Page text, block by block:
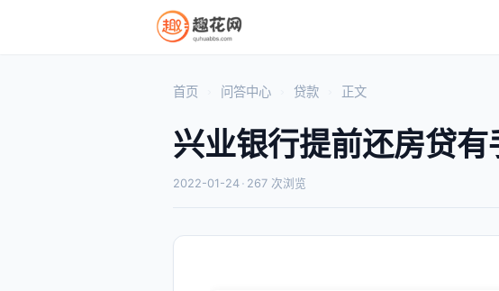
首页 问答中心 贷款 正文
兴业银行提前还房贷有
2022-01-24 · 267 次浏览